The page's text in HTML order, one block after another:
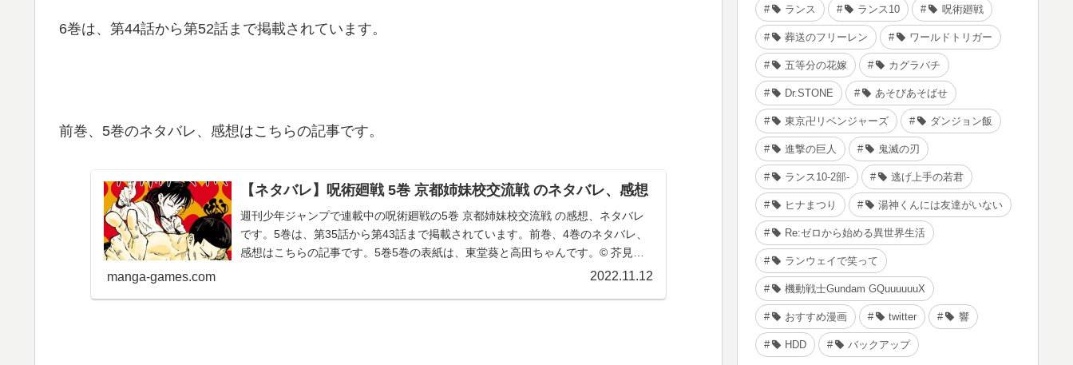
6巻は、第44話から第52話まで掲載されています。
前巻、5巻のネタバレ、感想はこちらの記事です。
【ネタバレ】呪術廻戦 5巻 京都姉妹校交流戦 のネタバレ、感想
週刊少年ジャンプで連載中の呪術廻戦の5巻 京都姉妹校交流戦 の感想、ネタバレ
です。5巻は、第35話から第43話まで掲載されています。前巻、4巻のネタバレ、
感想はこちらの記事です。5巻5巻の表紙は、東堂葵と高田ちゃんです。© 芥見
manga-games.com 2022.11.12
ランス ランス10 呪術廻戦
葬送のフリーレン ワールドトリガー
五等分の花嫁 カグラバチ
Dr.STONE あそびあそばせ
東京卍リベンジャーズ ダンジョン飯
進撃の巨人 鬼滅の刃
ランス10-2部- 逃げ上手の若君
ヒナまつり 湯神くんには友達がいない
Re:ゼロから始める異世界生活
ランウェイで笑って
機動戦士Gundam GQuuuuuuX
おすすめ漫画 twitter 響
HDD バックアップ